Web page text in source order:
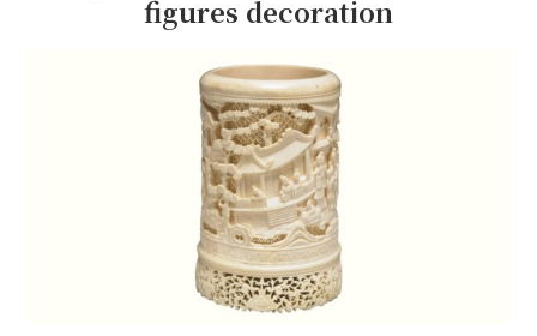
figures decoration